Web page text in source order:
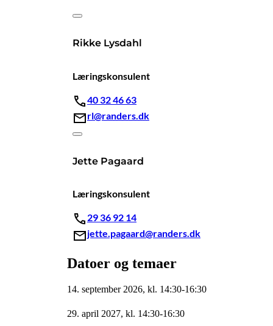
Rikke Lysdahl
Læringskonsulent
40 32 46 63
rl@randers.dk
Jette Pagaard
Læringskonsulent
29 36 92 14
jette.pagaard@randers.dk
Datoer og temaer
14. september 2026, kl. 14:30-16:30
29. april 2027, kl. 14:30-16:30